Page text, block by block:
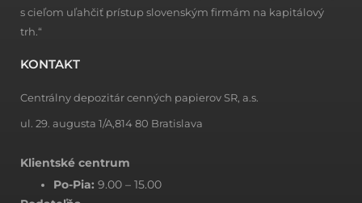
s cieľom uľahčiť prístup slovenským firmám na kapitálový
trh.“
KONTAKT
Centrálny depozitár cenných papierov SR, a.s.
ul. 29. augusta 1/A,814 80 Bratislava
Klientské centrum
Po-Pia: 9.00 – 15.00